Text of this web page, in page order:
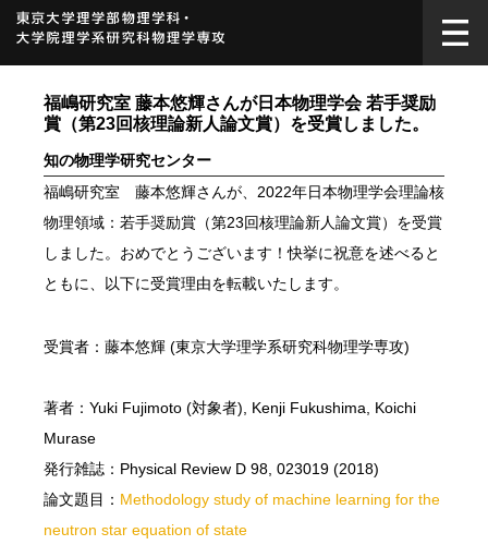
福嶋研究室 藤本悠輝さんが日本物理学会 若手奨励
賞（第23回核理論新人論文賞）を受賞しました。
知の物理学研究センター
福嶋研究室 藤本悠輝さんが、2022年日本物理学会理論核
物理領域：若手奨励賞（第23回核理論新人論文賞）を受賞
しました。おめでとうございます！快挙に祝意を述べると
ともに、以下に受賞理由を転載いたします。
受賞者：藤本悠輝 (東京大学理学系研究科物理学専攻)
著者：Yuki Fujimoto (対象者), Kenji Fukushima, Koichi
Murase
発行雑誌：Physical Review D 98, 023019 (2018)
論文題目： Methodology study of machine learning for the
neutron star equation of state